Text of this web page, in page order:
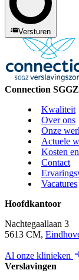
Versturen
Connection SGGZ
Kwaliteit
Over ons
Onze
Actuele
Kosten
Contact
Vacatures
Hoofdkantoor
Nachtegaallaan 3
5613 CM,
Al onze klinieken
Verslavingen